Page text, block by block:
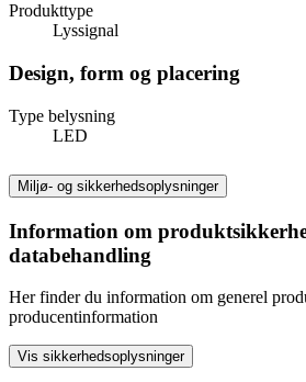
Produkttype
Lyssignal
Design, form og placering
Type belysning
LED
Miljø- og sikkerhedsoplysninger
Information om
databehandling
Her finder du information om generel
producentinformation
Vis sikkerhedsoplysninger